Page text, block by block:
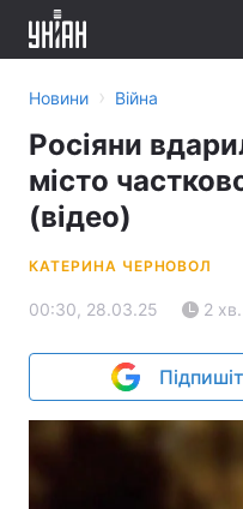
Новини › Війна
Росіяни
місто
(відео)
КАТЕРИНА ЧЕРНОВОЛ
00:30, 28.03.25 2 хв.